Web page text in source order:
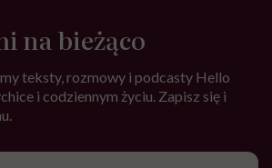
na bieżąco
teksty, rozmowy i podcasty Hello
i codziennym życiu. Zapisz się i